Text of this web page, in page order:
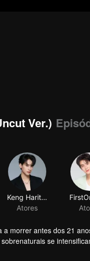
Ver.)
Keng Harit Buayoi
Atores
morrer antes dos 21
se
se formam ao